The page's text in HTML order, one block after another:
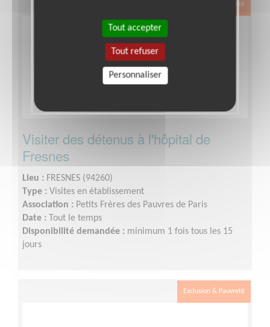
Exclusion & Pauvreté
Visiter des détenus à l'hôpital de
Fresnes
Lieu : FRESNES (94260)
Type : Visites en établissement
Association : Petits Frères des Pauvres de Paris
Date : Tout le temps
Disponibilité demandée : minimum 1 fois tous les 15
jours
Exclusion & Pauvreté
Tout accepter
Tout refuser
Personnaliser